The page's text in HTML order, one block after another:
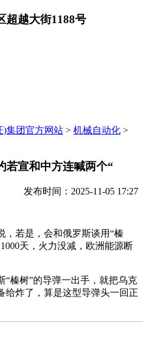
超越大街1188号
)集团官方网站 > 机械自动化 >
若宣和中方连喊两个“
发布时间：2025-11-05 17:27
若是，会和俄罗斯谈用“榛
天，火力没减，欧洲能源断
榛树”的导弹一出手，就把乌克
给炸了，算是这型导弹头一回正